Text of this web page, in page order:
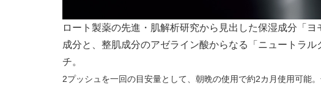
ロート製薬の先進・肌解析研究から見出した保湿成分「
成分と、整肌成分のアゼライン酸からなる「ニュートラ
チ。
2プッシュを一回の目安量として、朝晩の使用で約2カ月使用可能